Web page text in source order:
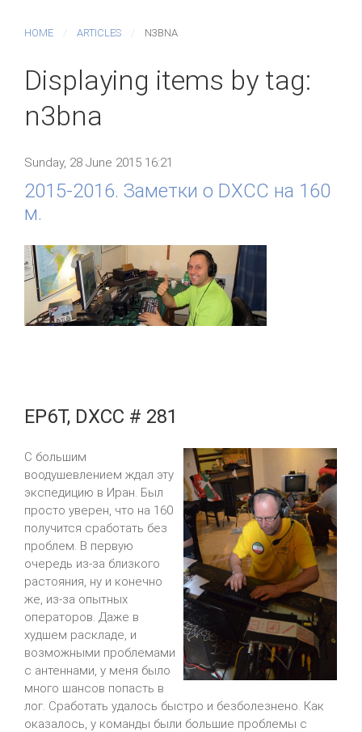
HOME ARTICLES N3BNA
Displaying items by tag:
n3bna
Sunday, 28 June 2015 16:21
2015-2016. Заметки о DXCC на 160
м.
EP6T, DXCC # 281
С большим
воодушевлением ждал эту
экспедицию в Иран. Был
просто уверен, что на 160
получится сработать без
проблем. В первую
очередь из-за близкого
растояния, ну и конечно
же, из-за опытных
операторов. Даже в
худшем раскладе, и
возможными проблемами
с антеннами, у меня было
много шансов попасть в
лог. Сработать удалось быстро и безболезнено. Как
оказалось, у команды были большие проблемы с